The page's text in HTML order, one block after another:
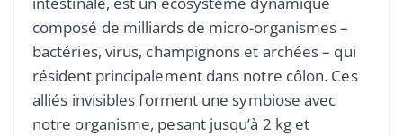
composé de milliards de micro-organismes –
bactéries, virus, champignons et archées – qui
résident principalement dans notre côlon. Ces
alliés invisibles forment une symbiose avec
notre organisme, pesant jusqu’à 2 kg et